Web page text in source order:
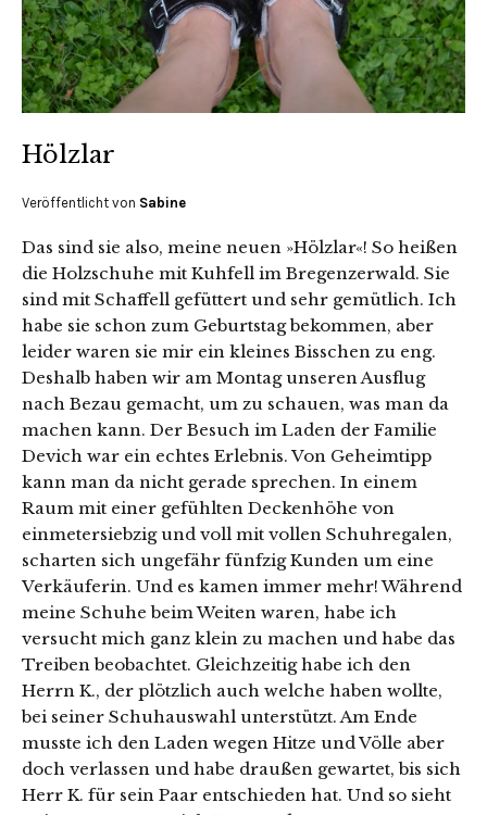
Hölzlar
Veröffentlicht von Sabine
Das sind sie also, meine neuen »Hölzlar«! So heißen
die Holzschuhe mit Kuhfell im Bregenzerwald. Sie
sind mit Schaffell gefüttert und sehr gemütlich. Ich
habe sie schon zum Geburtstag bekommen, aber
leider waren sie mir ein kleines Bisschen zu eng.
Deshalb haben wir am Montag unseren Ausflug
nach Bezau gemacht, um zu schauen, was man da
machen kann. Der Besuch im Laden der Familie
Devich war ein echtes Erlebnis. Von Geheimtipp
kann man da nicht gerade sprechen. In einem
Raum mit einer gefühlten Deckenhöhe von
einmetersiebzig und voll mit vollen Schuhregalen,
scharten sich ungefähr fünfzig Kunden um eine
Verkäuferin. Und es kamen immer mehr! Während
meine Schuhe beim Weiten waren, habe ich
versucht mich ganz klein zu machen und habe das
Treiben beobachtet. Gleichzeitig habe ich den
Herrn K., der plötzlich auch welche haben wollte,
bei seiner Schuhauswahl unterstützt. Am Ende
musste ich den Laden wegen Hitze und Völle aber
doch verlassen und habe draußen gewartet, bis sich
Herr K. für sein Paar entschieden hat. Und so sieht